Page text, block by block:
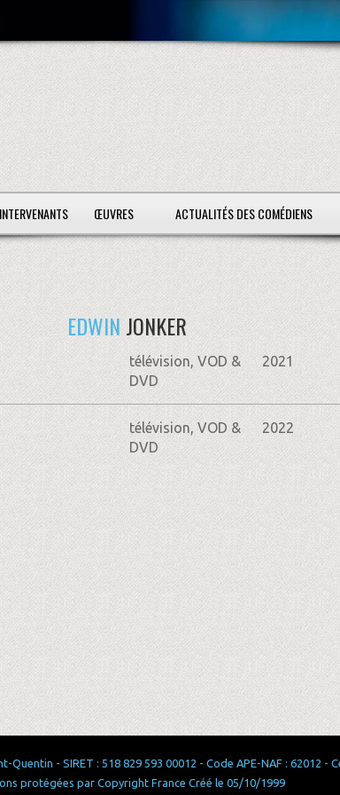
INTERVENANTS ŒUVRES ACTUALITÉS DES COMÉDIENS
EDWINJONKER
télévision, VOD &
DVD
2021
télévision, VOD &
DVD
2022
Quentin - SIRET : 518 829 593 00012 - Code APE-NAF : 62012 -
protégées par Copyright France Créé le 05/10/1999